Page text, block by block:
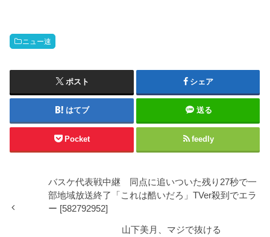
ニュー速
ポスト シェア
はてブ 送る
Pocket feedly
バスケ代表戦中継 同点に追いついた残り27秒で一
部地域放送終了「これは酷いだろ」TVer殺到でエラ
ー [582792952]
山下美月、マジで抜ける